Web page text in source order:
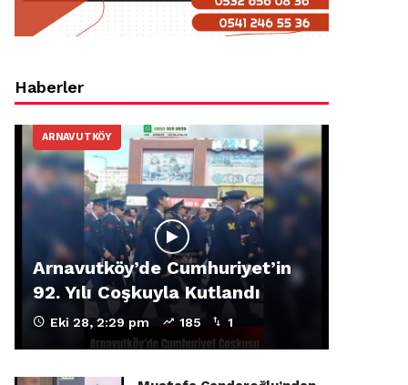
Haberler
ARNAVUTKÖY
Arnavutköy’de Cumhuriyet’in
92. Yılı Coşkuyla Kutlandı
Eki 28, 2:29 pm 185 1